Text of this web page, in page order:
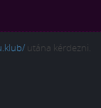
utána kérdezni.